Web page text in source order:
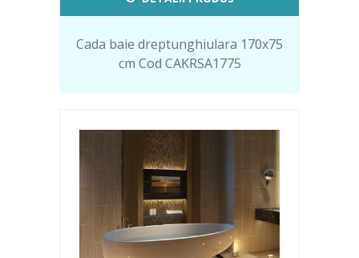
Cada baie dreptunghiulara 170x75
cm Cod CAKRSA1775